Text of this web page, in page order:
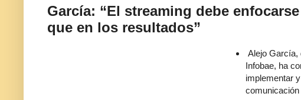
García: “El streaming debe
que en los resultados”
Alejo García,
Infobae, ha
implementar